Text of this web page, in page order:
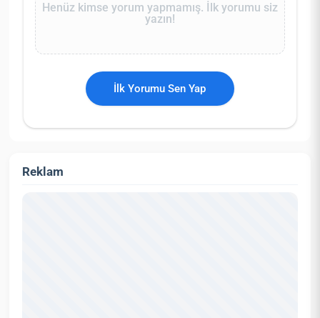
Henüz kimse yorum yapmamış. İlk yorumu siz
yazın!
İlk Yorumu Sen Yap
Reklam